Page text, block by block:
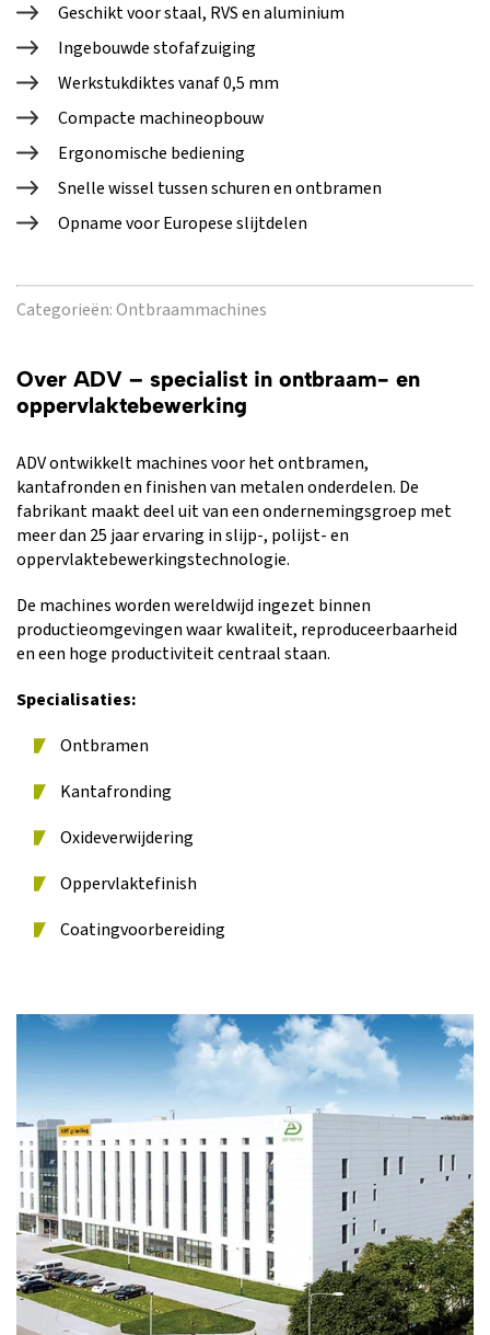
Geschikt voor staal, RVS en aluminium
Ingebouwde stofafzuiging
Werkstukdiktes vanaf 0,5 mm
Compacte machineopbouw
Ergonomische bediening
Snelle wissel tussen schuren en ontbramen
Opname voor Europese slijtdelen
Categorieën:Ontbraammachines
Over ADV – specialist in ontbraam- en
oppervlaktebewerking
ADV ontwikkelt machines voor het ontbramen,
kantafronden en finishen van metalen onderdelen. De
fabrikant maakt deel uit van een ondernemingsgroep met
meer dan 25 jaar ervaring in slijp-, polijst- en
oppervlaktebewerkingstechnologie.
De machines worden wereldwijd ingezet binnen
productieomgevingen waar kwaliteit, reproduceerbaarheid
en een hoge productiviteit centraal staan.
Specialisaties:
Ontbramen
Kantafronding
Oxideverwijdering
Oppervlaktefinish
Coatingvoorbereiding